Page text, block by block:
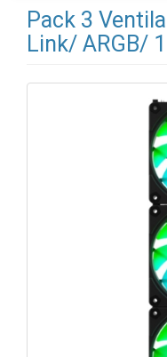
Pack 3
Link/ ARGB/